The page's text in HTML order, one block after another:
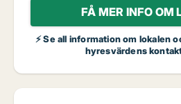
FÅ MER INFO OM
⚡ Se all information om lokalen
hyresvärdens